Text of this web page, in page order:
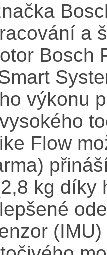
a
Bosch
výkonu
Flow
kg díky